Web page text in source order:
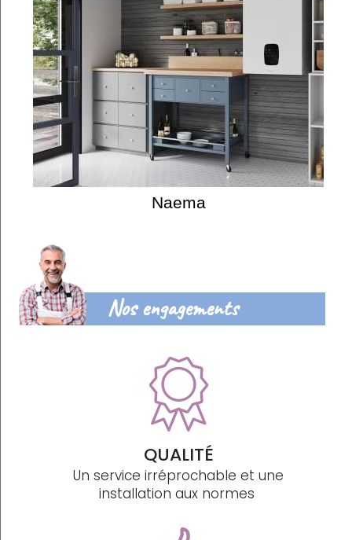
Naema
Nos engagements
QUALITÉ
Un service irréprochable et une
installation aux normes